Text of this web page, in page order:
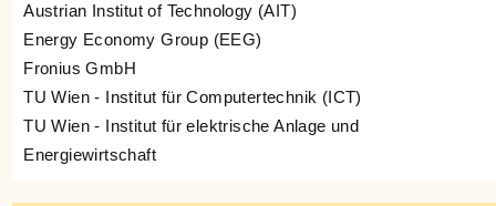
Austrian Institut of Technology (AIT)
Energy Economy Group (EEG)
Fronius GmbH
TU Wien - Institut für Computertechnik (ICT)
TU Wien - Institut für elektrische Anlage und
Energiewirtschaft